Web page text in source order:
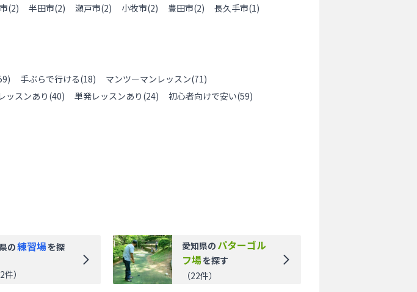
(2) 半田市(2) 瀬戸市(2) 小牧市(2) 豊田市(2) 長久手市(1)
) 手ぶらで行ける(18) マンツーマンレッスン(71)
ッスンあり (40) 単発レッスンあり (24) 初心者向けで安い(59)
の練習場を探
件）
愛知県の パターゴル
フ場を探す
（22件）